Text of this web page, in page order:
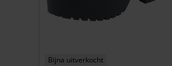
Bijna uitverkocht